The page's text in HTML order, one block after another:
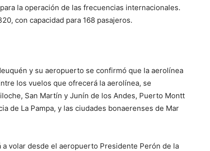
la operación de las frecuencias internacionales.
con capacidad para 168 pasajeros.
y su aeropuerto se confirmó que la aerolínea
los vuelos que ofrecerá la aerolínea, se
San Martín y Junín de los Andes, Puerto Montt
de La Pampa, y las ciudades bonaerenses de Mar
volar desde el aeropuerto Presidente Perón de la